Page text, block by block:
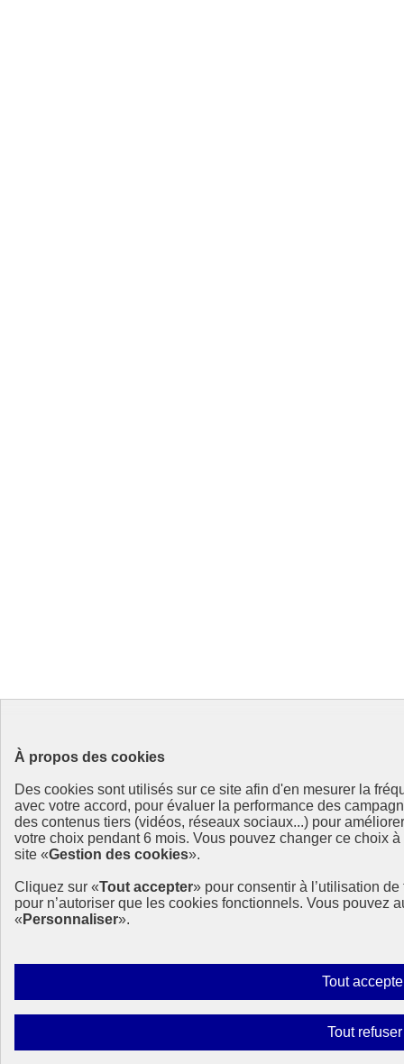
À propos des cookies
Des cookies sont utilisés sur ce site afin d'en mesurer la
avec votre accord, pour évaluer la performance des
des contenus tiers (vidéos, réseaux sociaux...) pour
votre choix pendant 6 mois. Vous pouvez changer ce choix
site «Gestion des cookies».
Cliquez sur «Tout accepter» pour consentir à l’utilisation
pour n’autoriser que les cookies fonctionnels. Vous pouvez
« Personnaliser».
Tout
Tout refuser